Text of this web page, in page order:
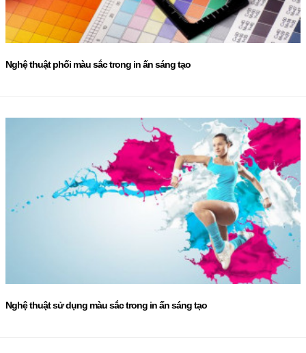
Nghệ thuật phối màu sắc trong in ấn sáng tạo
Nghệ thuật sử dụng màu sắc trong in ấn sáng tạo